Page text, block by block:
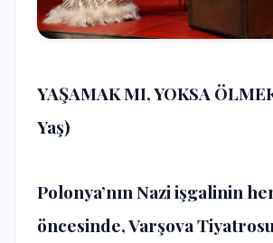
YAŞAMAK MI, YOKSA
Yaş)
Polonya’nın Nazi işgalinin
öncesinde, Varşova